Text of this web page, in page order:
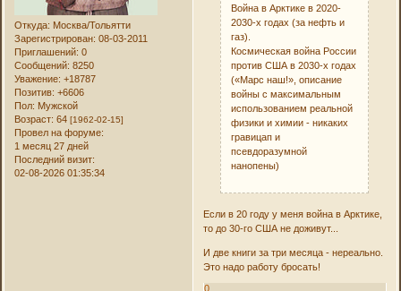
Откуда: Москва/Тольятти
Зарегистрирован: 08-03-2011
Приглашений: 0
Сообщений: 8250
Уважение: +18787
Позитив: +6606
Пол: Мужской
Возраст: 64[1962-02-15]
Провел на форуме:
1 месяц 27 дней
Последний визит:
02-08-2026 01:35:34
Война в Арктике в 2020-
2030-х годах (за нефть и
газ).
Космическая война России
против США в 2030-х годах
(«Марс наш!», описание
войны с максимальным
использованием реальной
физики и химии - никаких
гравицап и
псевдоразумной
нанопены)
Если в 20 году у меня война в Арктике,
то до 30-го США не доживут...
И две книги за три месяца - нереально.
Это надо работу бросать!
0